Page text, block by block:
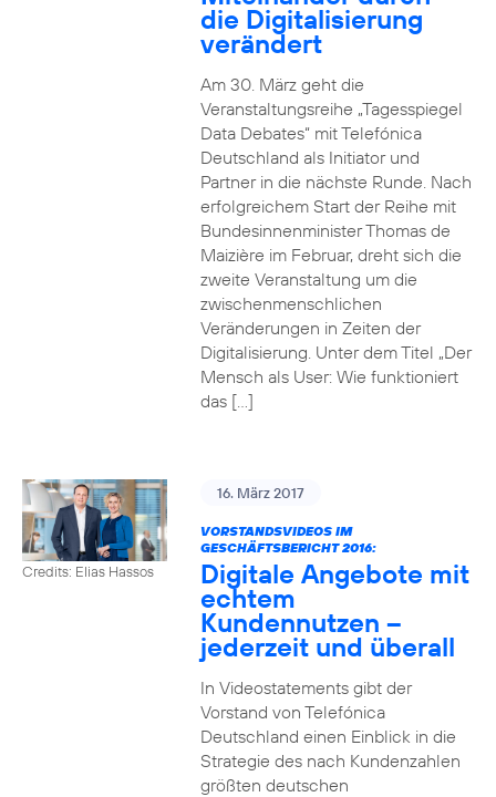
die Digitalisierung
verändert
Am 30. März geht die
Veranstaltungsreihe „Tagesspiegel
Data Debates“ mit Telefónica
Deutschland als Initiator und
Partner in die nächste Runde. Nach
erfolgreichem Start der Reihe mit
Bundesinnenminister Thomas de
Maizière im Februar, dreht sich die
zweite Veranstaltung um die
zwischenmenschlichen
Veränderungen in Zeiten der
Digitalisierung. Unter dem Titel „Der
Mensch als User: Wie funktioniert
das […]
Credits: Elias Hassos
16. März 2017
VORSTANDSVIDEOS IM
GESCHÄFTSBERICHT 2016:
Digitale Angebote mit
echtem
Kundennutzen –
jederzeit und überall
In Videostatements gibt der
Vorstand von Telefónica
Deutschland einen Einblick in die
Strategie des nach Kundenzahlen
größten deutschen